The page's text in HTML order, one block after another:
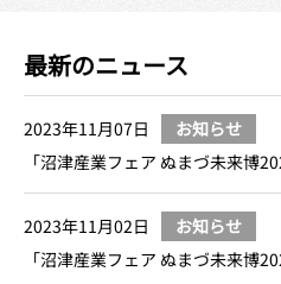
最新のニュース
2023年11月07日
お知らせ
「沼津産業フェア ぬまづ未来博
2023年11月02日
お知らせ
「沼津産業フェア ぬまづ未来博